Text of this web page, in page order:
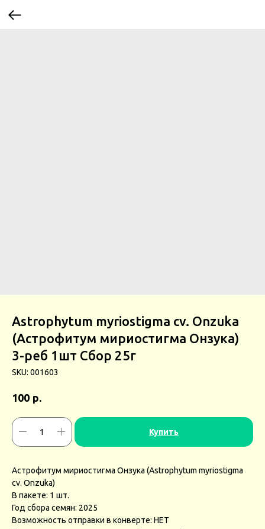
Astrophytum myriostigma cv. Onzuka
(Астрофитум мириостигма Онзука)
3-реб 1шт Сбор 25г
SKU: 001603
100 р.
Купить
Астрофитум мириостигма Онзука (Astrophytum myriostigma
cv. Onzuka)
В пакете: 1 шт.
Год сбора семян: 2025
Возможность отправки в конверте: НЕТ